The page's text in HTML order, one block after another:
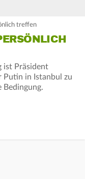
treffen
ist Präsident
Putin in Istanbul zu
Bedingung.